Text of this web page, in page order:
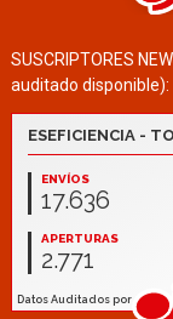
SUSCRIPTORES
auditado disponible):